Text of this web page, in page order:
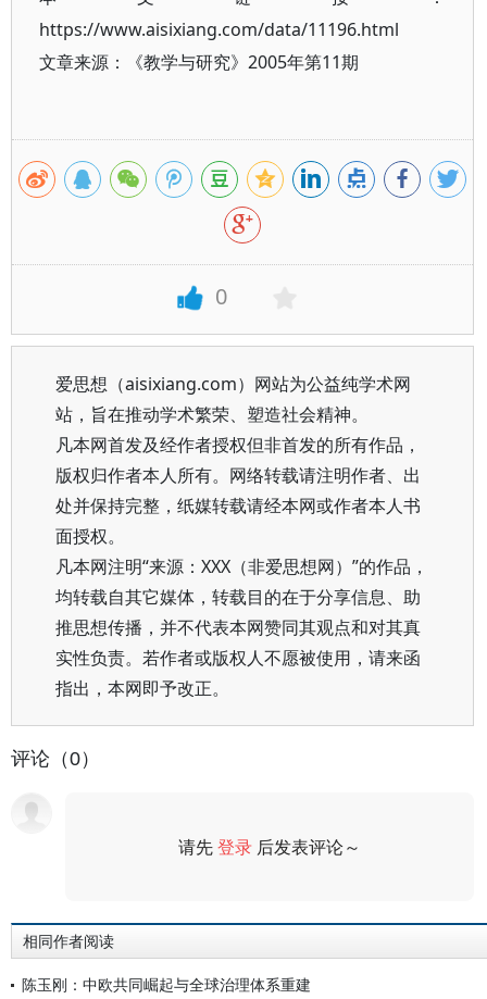
https://www.aisixiang.com/data/11196.html
文章来源：《教学与研究》2005年第11期
0
爱思想（aisixiang.com）网站为公益纯学术网
站，旨在推动学术繁荣、塑造社会精神。
凡本网首发及经作者授权但非首发的所有作品，
版权归作者本人所有。网络转载请注明作者、出
处并保持完整，纸媒转载请经本网或作者本人书
面授权。
凡本网注明“来源：XXX（非爱思想网）”的作品，
均转载自其它媒体，转载目的在于分享信息、助
推思想传播，并不代表本网赞同其观点和对其真
实性负责。若作者或版权人不愿被使用，请来函
指出，本网即予改正。
评论（0）
请先登录 后发表评论～
相同作者阅读
陈玉刚：中欧共同崛起与全球治理体系重建